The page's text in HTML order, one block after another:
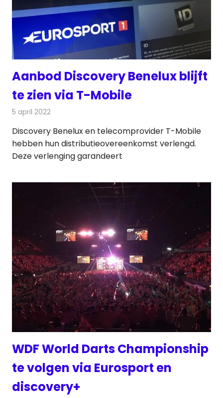
Aanbod Discovery Benelux blijft
te zien via T-Mobile
5 april 2022
Discovery Benelux en telecomprovider T-Mobile
hebben hun distributieovereenkomst verlengd.
Deze verlenging garandeert
WDF World Darts Championship
te volgen via Eurosport en
discovery+